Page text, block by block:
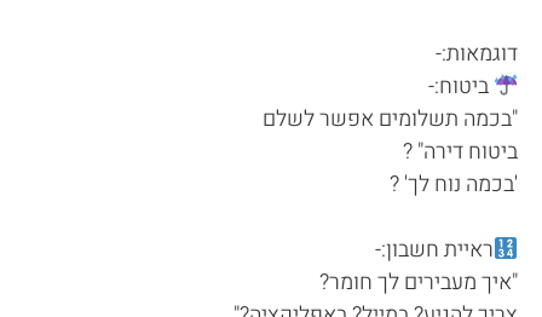
דוגמאות:-
ביטוח:-
"בכמה תשלומים אפשר לשלם
ביטוח דירה" ?
'בכמה נוח לך' ?
ראיית חשבון:-
"איך מעבירים לך חומר?